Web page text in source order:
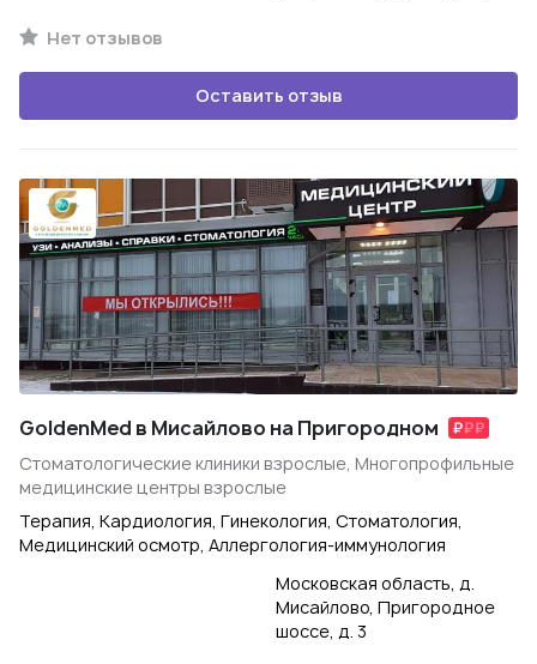
Нет отзывов
Оставить отзыв
GoldenMed в Мисайлово на Пригородном
Стоматологические клиники взрослые, Многопрофильные
медицинские центры взрослые
Терапия, Кардиология, Гинекология, Стоматология,
Медицинский осмотр, Аллергология-иммунология
Московская область, д.
Мисайлово, Пригородное
шоссе, д. 3